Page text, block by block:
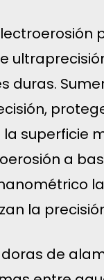
duras.
superficie
a
la
de